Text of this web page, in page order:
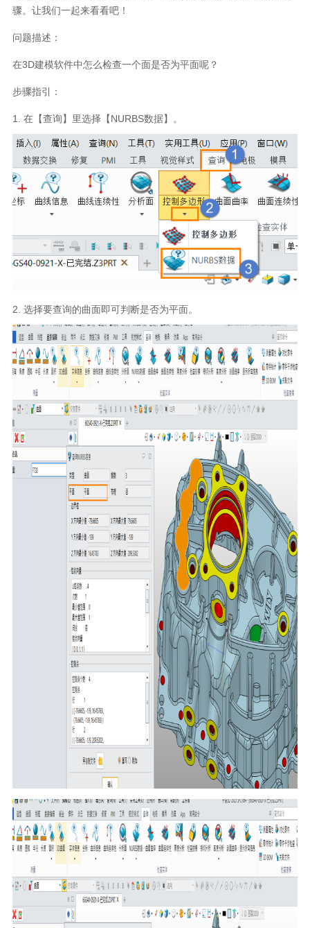
骤。让我们一起来看看吧！
问题描述：
在3D建模软件中怎么检查一个面是否为平面呢？
步骤指引：
1. 在【查询】里选择【NURBS数据】。
2. 选择要查询的曲面即可判断是否为平面。